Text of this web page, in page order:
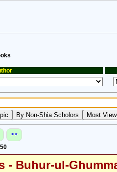
>>
50
- Buhur-ul-